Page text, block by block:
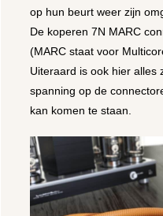
op hun beurt weer zijn
De koperen 7N MARC
(MARC staat voor
Uiteraard is ook hier alles
spanning op de
kan komen te staan.